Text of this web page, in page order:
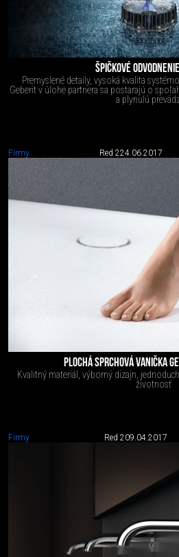
ŠPIČKOVÉ
Premyslené detaily, vysoká kvalita
Geberit v úlohe partnera sa postarajú o
a plynulú
Firmy Red 224.06.2017
PLOCHÁ SPRCHOVÁ VANIČKA
Kvalitný materiál, výborný dizajn,
životnosť
Firmy Red 2 09.04.2017